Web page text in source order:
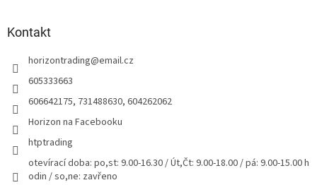
Kontakt
horizontrading@email.cz
605333663
606642175, 731488630, 604262062
Horizon na Facebooku
htptrading
otevírací doba: po,st: 9.00-16.30 / Út,Čt: 9.00-18.00 / pá: 9.00-15.00 h
odin / so,ne: zavřeno